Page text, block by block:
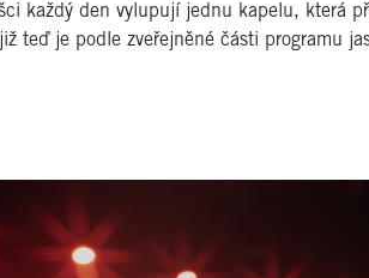
každý den vylupují jednu kapelu, která
teď je podle zveřejněné části programu